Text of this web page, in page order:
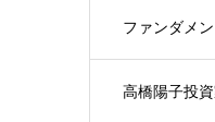
ファンダメ
高橋陽子投